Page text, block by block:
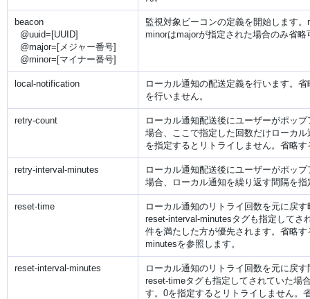
beacon
@uuid=[UUID]
@major=[メジャー番号]
@minor=[マイナー番号]
監視対象ビーコンの定義を開始します
minorはmajorが指定された場合のみ省略
local-notification
ローカル通知の配送定義を行います。
を行いません。
retry-count
ローカル通知配送後にユーザーがポッ
場合、ここで指定した回数だけローカ
を指定するとリトライしません。省略
retry-interval-minutes
ローカル通知配送後にユーザーがポッ
場合、ローカル通知を繰り返す間隔を指
reset-time
ローカル通知のリトライ回数を元に戻
reset-interval-minutesタグも指定してさ
件を満たした方が優先されます。省略
minutesを参照します。
reset-interval-minutes
ローカル通知のリトライ回数を元に戻
reset-timeタグも指定してされていた場
す。0を指定するとリトライしません。